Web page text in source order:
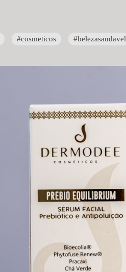
#cosmeticos #belezasaudavel